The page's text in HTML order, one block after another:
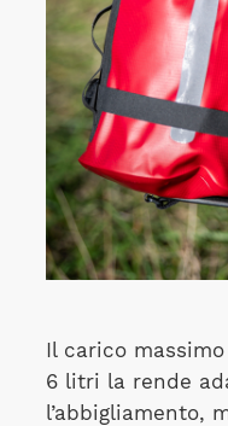
Il carico
6 litri la rende
l’abbigliamento,